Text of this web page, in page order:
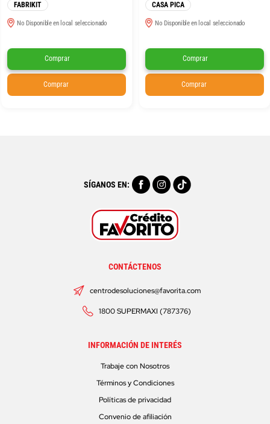
FABRIKIT
No Disponible en local seleccionado
Comprar
Comprar
CASA PICA
No Disponible en local seleccionado
Comprar
Comprar
SÍGANOS EN:
CONTÁCTENOS
centrodesoluciones@favorita.com
1800 SUPERMAXI (787376)
INFORMACIÓN DE INTERÉS
Trabaje con Nosotros
Términos y Condiciones
Políticas de privacidad
Convenio de afiliación